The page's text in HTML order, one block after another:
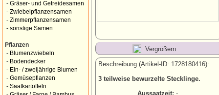
- Gräser- und Getreidesamen
- Zwiebelpflanzensamen
- Zimmerpflanzensamen
- sonstige Samen
Pflanzen
- Blumenzwiebeln
- Bodendecker
- Ein- / zweijährige Blumen
- Gemüsepflanzen
- Saatkartoffeln
Vergrößern
Beschreibung (Artikel-ID: 1728180416):
3 teilweise bewurzelte Stecklinge.
Aussaatzeit: -